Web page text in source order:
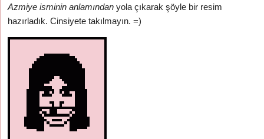
Azmiye isminin anlamından yola çıkarak şöyle bir resim
hazırladık. Cinsiyete takılmayın. =)